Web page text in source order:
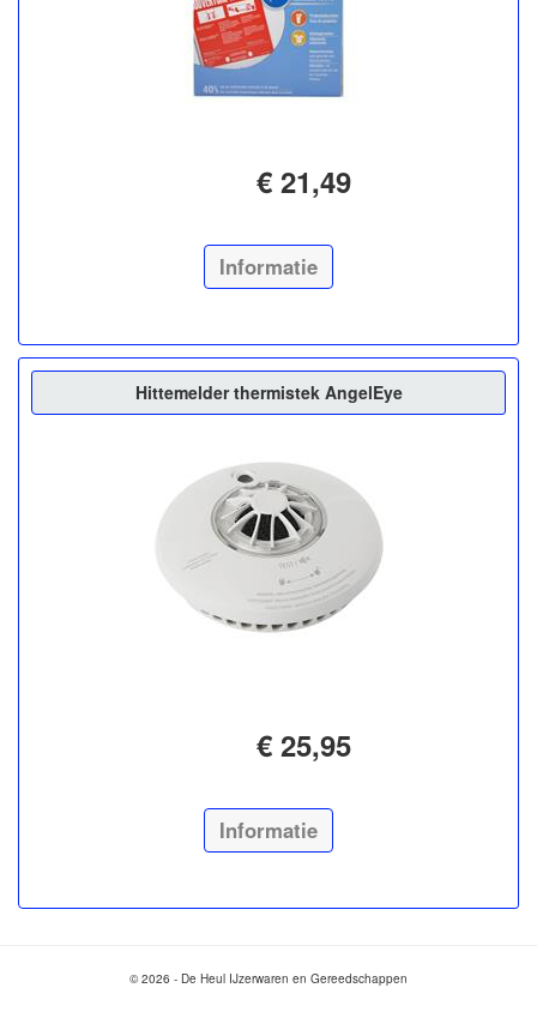
€ 21,49
Informatie
Hittemelder thermistek AngelEye
€ 25,95
Informatie
© 2026 - De Heul IJzerwaren en Gereedschappen